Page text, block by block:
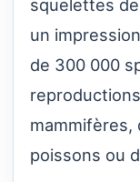
squelettes
un
de 300 000
mammifères,
poissons ou